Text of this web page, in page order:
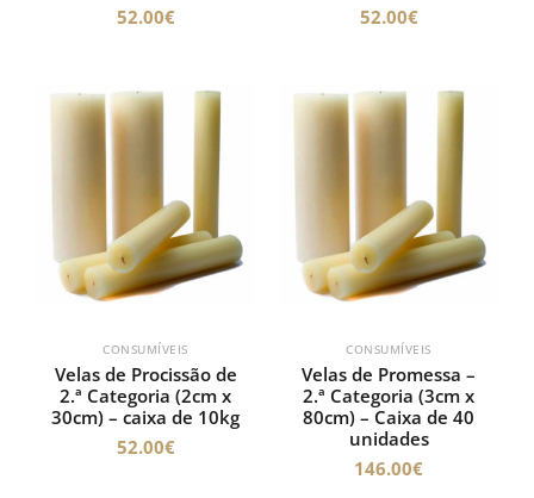
52.00€
52.00€
CONSUMÍVEIS
Velas de Procissão de
2.ª Categoria (2cm x
30cm) – caixa de 10kg
52.00€
CONSUMÍVEIS
Velas de Promessa –
2.ª Categoria (3cm x
80cm) – Caixa de 40
unidades
146.00€